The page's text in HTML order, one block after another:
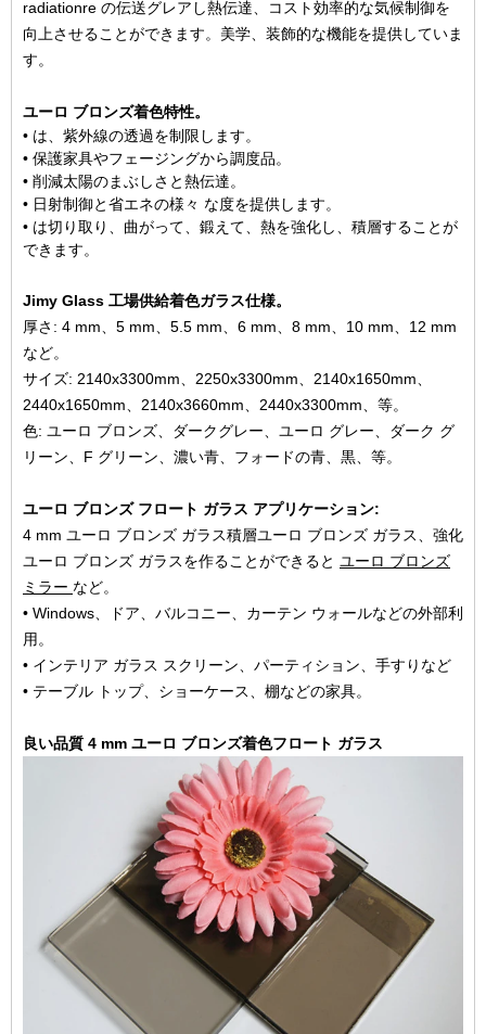
radiationre の伝送グレアし熱伝達、コスト効率的な気候制御を
向上させることができます。美学、装飾的な機能を提供していま
す。
ユーロ ブロンズ着色特性。
• は、紫外線の透過を制限します。
• 保護家具やフェージングから調度品。
• 削減太陽のまぶしさと熱伝達。
• 日射制御と省エネの様々 な度を提供します。
• は切り取り、曲がって、鍛えて、熱を強化し、積層することが
できます。
Jimy Glass 工場供給着色ガラス仕様。
厚さ: 4 mm、5 mm、5.5 mm、6 mm、8 mm、10 mm、12 mm
など。
サイズ: 2140x3300mm、2250x3300mm、2140x1650mm、
2440x1650mm、2140x3660mm、2440x3300mm、等。
色: ユーロ ブロンズ、ダークグレー、ユーロ グレー、ダーク グ
リーン、F グリーン、濃い青、フォードの青、黒、等。
ユーロ ブロンズ フロート ガラス アプリケーション:
4 mm ユーロ ブロンズ ガラス積層ユーロ ブロンズ ガラス、強化
ユーロ ブロンズ ガラスを作ることができると ユーロ ブロンズ
ミラー など。
• Windows、ドア、バルコニー、カーテン ウォールなどの外部利
用。
• インテリア ガラス スクリーン、パーティション、手すりなど
• テーブル トップ、ショーケース、棚などの家具。
良い品質 4 mm ユーロ ブロンズ着色フロート ガラス